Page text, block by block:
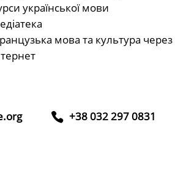
української мови
мова та культура через
+38 032 297 0831